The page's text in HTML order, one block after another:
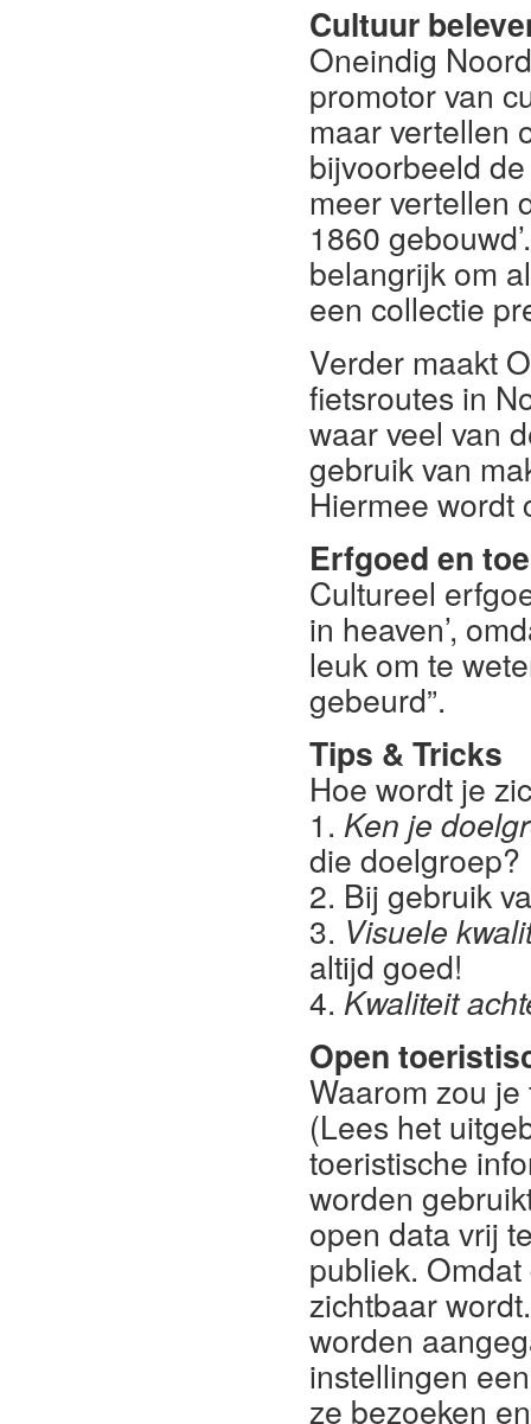
Cultuur
Oneindig
promotor van
maar vertellen
bijvoorbeeld
meer vertellen
1860
belangrijk om
een collectie
Verder maakt
fietsroutes in
waar veel van
gebruik van
Hiermee wordt
Erfgoed en
Cultureel
in heaven’,
leuk om te
gebeurd”.
Tips & Tricks
Hoe wordt je
1. Ken je
die doelgroep?
2. Bij gebruik
3. Visuele
altijd goed!
4. Kwaliteit
Open
Waarom zou
(Lees het
toeristische
worden
open data vrij
publiek.
zichtbaar
worden
instellingen
ze bezoeken